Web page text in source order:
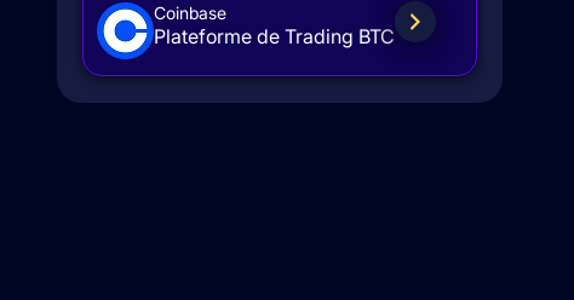
Coinbase
Plateforme de Trading BTC